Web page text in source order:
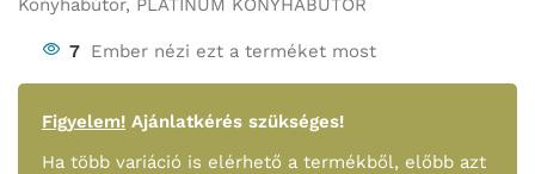
Konyhabútor, PLATINUM KONYHABÚTOR
7 Ember nézi ezt a terméket most
Figyelem! Ajánlatkérés szükséges!
Ha több variáció is elérhető a termékből, előbb azt